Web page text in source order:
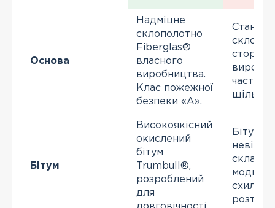
Основа
Надміцне
склополотно
Fiberglas®
власного
виробництва.
Клас пожежної
безпеки «А».
часто з
Бітум
Високоякісний
окислений
бітум
Trumbull®,
розроблений
для
Бітум з